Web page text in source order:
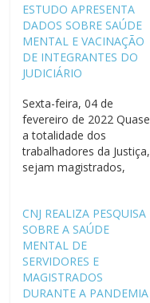
ESTUDO APRESENTA
DADOS SOBRE SAÚDE
MENTAL E VACINAÇÃO
DE INTEGRANTES DO
JUDICIÁRIO
Sexta-feira, 04 de
fevereiro de 2022 Quase
a totalidade dos
trabalhadores da Justiça,
sejam magistrados,
estão com o esquema
de vacinação contra o
novo coronavírus
completo. Esse é um dos
resultados do
Diagnóstico sobre Saúde
CNJ REALIZA PESQUISA
SOBRE A SAÚDE
MENTAL DE
SERVIDORES E
MAGISTRADOS
DURANTE A PANDEMIA